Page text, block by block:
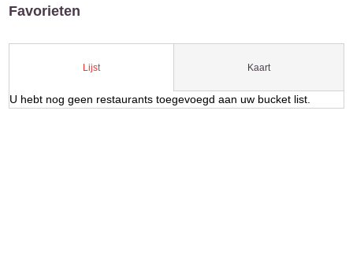
Favorieten
Lijst Kaart
U hebt nog geen restaurants toegevoegd aan uw bucket list.